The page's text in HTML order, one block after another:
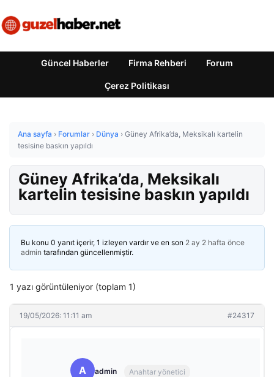
Güncel Haberler Firma Rehberi Forum
Çerez Politikası
Ana sayfa › Forumlar › Dünya › Güney Afrika’da, Meksikalı kartelin
tesisine baskın yapıldı
Güney Afrika’da, Meksikalı
kartelin tesisine baskın yapıldı
Bu konu 0 yanıt içerir, 1 izleyen vardır ve en son 2 ay 2 hafta önce
admin tarafından güncellenmiştir.
1 yazı görüntüleniyor (toplam 1)
19/05/2026: 11:11 am #24317
A admin Anahtar yönetici